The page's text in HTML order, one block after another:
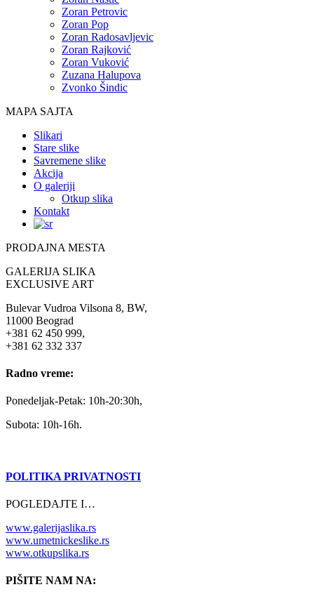
Zoran Petrovic
Zoran Pop
Zoran Radosavljevic
Zoran Rajković
Zoran Vuković
Zuzana Halupova
Zvonko Šindic
MAPA SAJTA
Slikari
Stare slike
Savremene slike
Akcija
O galeriji
Otkup slika
Kontakt
PRODAJNA MESTA
GALERIJA SLIKA
EXCLUSIVE ART
Bulevar Vudroa Vilsona 8, BW,
11000 Beograd
+381 62 450 999,
+381 62 332 337
Radno vreme:
Ponedeljak-Petak: 10h-20:30h,
Subota: 10h-16h.
POLITIKA PRIVATNOSTI
POGLEDAJTE I…
www.galerijaslika.rs
www.umetnickeslike.rs
www.otkupslika.rs
PIŠITE NAM NA: